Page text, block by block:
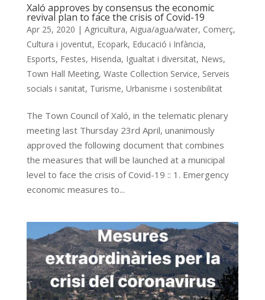
Xaló approves by consensus the economic
revival plan to face the crisis of Covid-19
Apr 25, 2020 | Agricultura, Aigua/agua/water, Comerç,
Cultura i joventut, Ecopark, Educació i Infància,
Esports, Festes, Hisenda, Igualtat i diversitat, News,
Town Hall Meeting, Waste Collection Service, Serveis
socials i sanitat, Turisme, Urbanisme i sostenibilitat
The Town Council of Xaló, in the telematic plenary
meeting last Thursday 23rd April, unanimously
approved the following document that combines
the measures that will be launched at a municipal
level to face the crisis of Covid-19 :: 1. Emergency
economic measures to...